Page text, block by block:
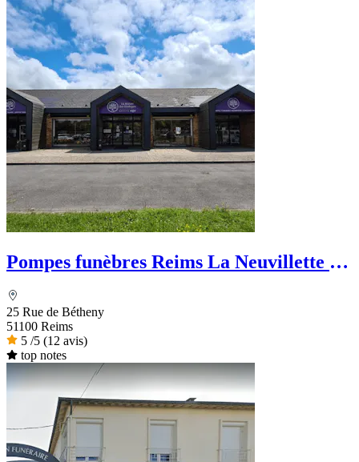
Pompes funèbres Reims La Neuvillette -
25 Rue de Bétheny
51100 Reims
5 /5 (12 avis)
top notes